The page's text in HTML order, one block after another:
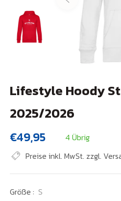
Lifestyle Hoody
2025/2026
Normaler
Preis
€49,95
4 Übrig
Preise inkl. MwSt. zzgl.
Größe : S